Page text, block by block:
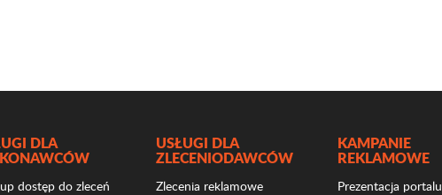
DLA
dostęp do zleceń
USŁUGI DLA
ZLECENIODAWCÓW
Zlecenia reklamowe
KAMPANIE
REKLAMOWE
Prezentacja portalu